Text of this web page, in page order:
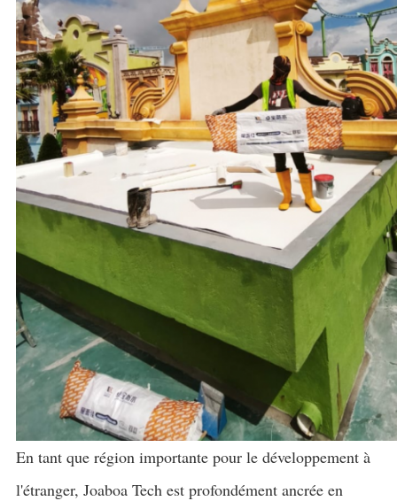
En tant que région importante pour le développement à
l'étranger, Joaboa Tech est profondément ancrée en